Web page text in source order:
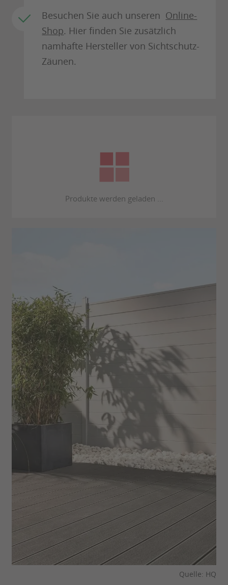
Besuchen Sie auch unseren Online-
Shop. Hier finden Sie zusätzlich
namhafte Hersteller von Sichtschutz-
Zäunen.
Quelle: HQ